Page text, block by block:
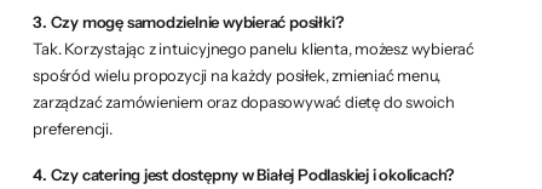
3. Czy mogę samodzielnie wybierać posiłki?
Tak. Korzystając z intuicyjnego panelu klienta, możesz wybierać
spośród wielu propozycji na każdy posiłek, zmieniać menu,
zarządzać zamówieniem oraz dopasowywać dietę do swoich
preferencji.
4. Czy catering jest dostępny w Białej Podlaskiej i okolicach?